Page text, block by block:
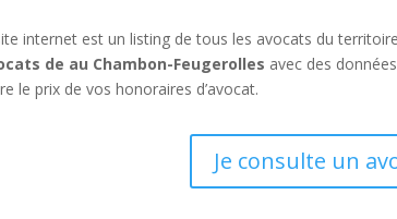
internet est un listing de tous les avocats du
de au Chambon-Feugerolles avec des
le prix de vos honoraires d’avocat.
Je consulte un